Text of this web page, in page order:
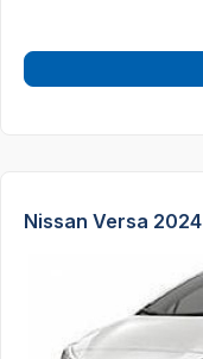
Nissan Versa 2024